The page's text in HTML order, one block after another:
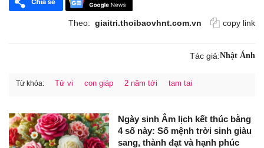
Theo: giaitri.thoibaovhnt.com.vn copy link
Tác giả:Nhật Ánh
Từ khóa: Tử vi con giáp 2 năm tới tam tai
Ngày sinh Âm lịch kết thúc bằng
4 số này: Số mệnh trời sinh giàu
sang, thành đạt và hạnh phúc